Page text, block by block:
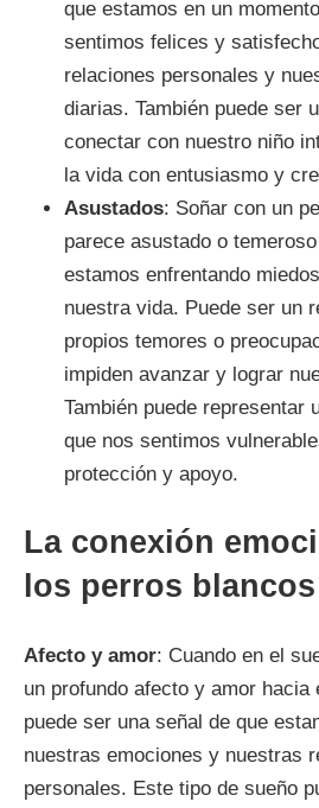
que estamos en un
sentimos felices y
relaciones personales y
diarias. También puede ser
conectar con nuestro niño
la vida con entusiasmo y
Asustados: Soñar con un
parece asustado o
estamos enfrentando
nuestra vida. Puede ser un
propios temores o
impiden avanzar y lograr
También puede representar
que nos sentimos
protección y apoyo.
La conexión
los perros
Afecto y amor: Cuando en el
un profundo afecto y amor hacia
puede ser una señal de que
nuestras emociones y nuestras
personales. Este tipo de sueño